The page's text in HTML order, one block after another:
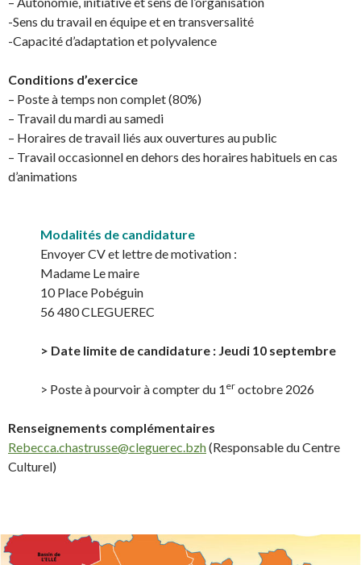
-Sens du travail en équipe et en transversalité
-Capacité d’adaptation et polyvalence
Conditions d’exercice
– Poste à temps non complet (80%)
– Travail du mardi au samedi
– Horaires de travail liés aux ouvertures au public
– Travail occasionnel en dehors des horaires habituels en cas
d’animations
Modalités de candidature
Envoyer CV et lettre de motivation :
Madame Le maire
10 Place Pobéguin
56 480 CLEGUEREC
> Date limite de candidature : Jeudi 10 septembre
> Poste à pourvoir à compter du 1 er octobre 2026
Renseignements complémentaires
Rebecca.chastrusse@cleguerec.bzh(Responsable du Centre
Culturel)